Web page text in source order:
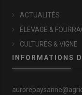
ACTUALITÉS
ÉLEVAGE &
CULTURES & VIGNE
INFORMATIONS